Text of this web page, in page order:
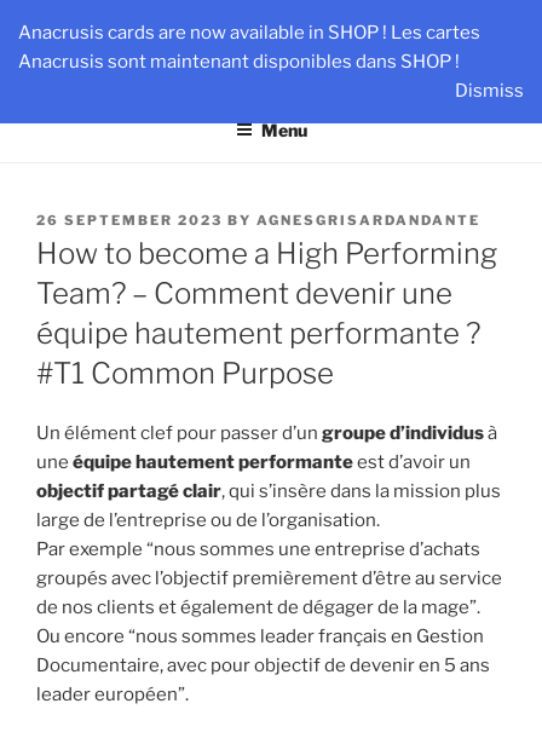
Anacrusis cards are now available in SHOP ! Les cartes
Anacrusis sont maintenant disponibles dans SHOP !
Dismiss
content
AN-DANTE
Team & Leader Performance via Harmonized Relationship
Menu
POSTED
ON
26 SEPTEMBER 2023 BY AGNESGRISARDANDANTE
How to become a High Performing
Team? – Comment devenir une
équipe hautement performante ?
#T1 Common Purpose
Un élément clef pour passer d’un groupe d’individusà
une équipe hautement performanteest d’avoir un
objectif partagé clair, qui s’insère dans la mission plus
large de l’entreprise ou de l’organisation.
Par exemple “nous sommes une entreprise d’achats
groupés avec l’objectif premièrement d’être au service
de nos clients et également de dégager de la mage”.
Ou encore “nous sommes leader français en Gestion
Documentaire, avec pour objectif de devenir en 5 ans
leader européen”.